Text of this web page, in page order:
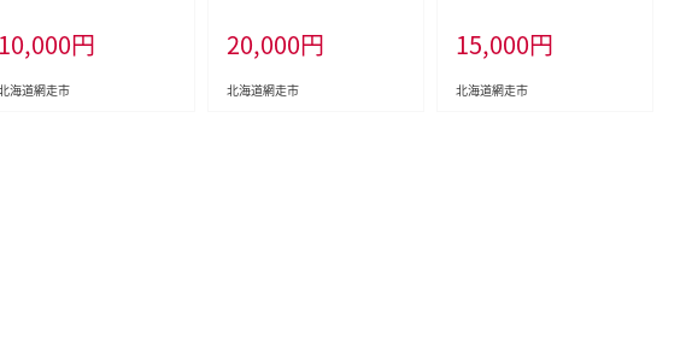
10,000円
海道網走市
20,000円
北海道網走市
15,000円
北海道網走市